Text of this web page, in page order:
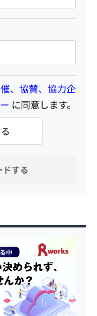
、協賛、協力企
に同意します。